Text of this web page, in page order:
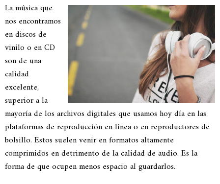
La música que
nos encontramos
en discos de
vinilo o en CD
son de una
calidad
excelente,
superior a la
mayoría de los archivos digitales que usamos hoy día en las
plataformas de reproducción en línea o en reproductores de
bolsillo. Estos suelen venir en formatos altamente
comprimidos en detrimento de la calidad de audio. Es la
forma de que ocupen menos espacio al guardarlos.